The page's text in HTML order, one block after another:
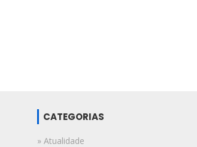
CATEGORIAS
» Atualidade